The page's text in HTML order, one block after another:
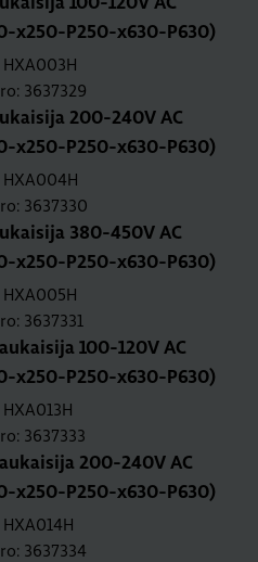
100-120V AC
x250-P250-x630-P630)
3637329
200-240V AC
x250-P250-x630-P630)
3637330
380-450V AC
x250-P250-x630-P630)
3637331
100-120V AC
x250-P250-x630-P630)
3637333
200-240V AC
x250-P250-x630-P630)
3637334